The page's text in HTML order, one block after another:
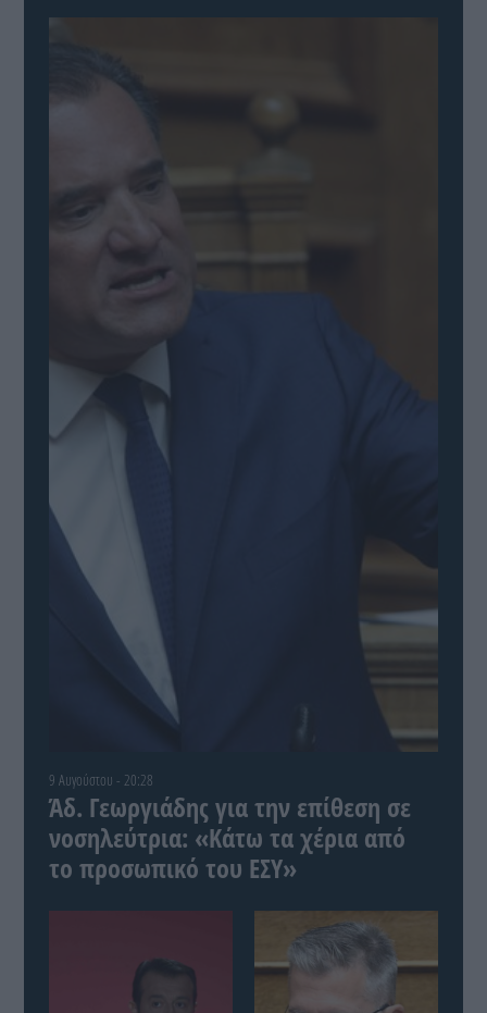
9 Αυγούστου - 20:28
Άδ. Γεωργιάδης για την επίθεση σε
νοσηλεύτρια: «Κάτω τα χέρια από
το προσωπικό του ΕΣΥ»